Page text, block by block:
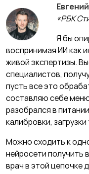
«РБК
Я бы
воспринимая ИИ как
живой экспертизы.
специалистов,
пусть все это
составляю себе
разобрался в
калибровки,
Можно сходить к
нейросети получить
врач в этой цепочке